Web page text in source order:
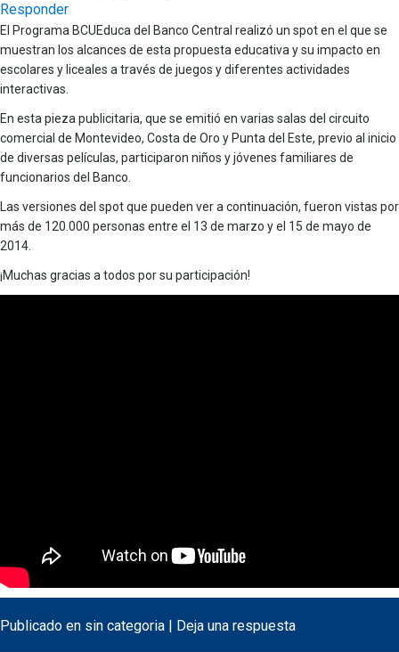
Responder
El Programa BCUEduca del Banco Central realizó un spot en el que se
muestran los alcances de esta propuesta educativa y su impacto en
escolares y liceales a través de juegos y diferentes actividades
interactivas.
En esta pieza publicitaria, que se emitió en varias salas del circuito
comercial de Montevideo, Costa de Oro y Punta del Este, previo al inicio
de diversas películas, participaron niños y jóvenes familiares de
funcionarios del Banco.
Las versiones del spot que pueden ver a continuación, fueron vistas por
más de 120.000 personas entre el 13 de marzo y el 15 de mayo de
2014.
¡Muchas gracias a todos por su participación!
Publicado en sin categoria | Deja una respuesta